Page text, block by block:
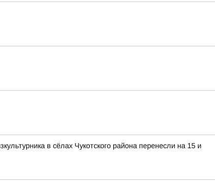
в сёлах Чукотского района перенесли на 15 и